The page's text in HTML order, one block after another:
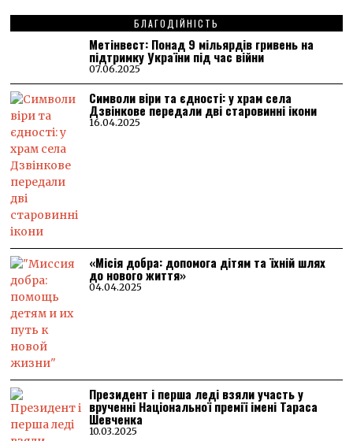
БЛАГОДІЙНІСТЬ
Метінвест: Понад 9 мільярдів гривень на
підтримку України під час війни
07.06.2025
Символи віри та єдності: у храм села
Дзвінкове передали дві старовинні ікони
16.04.2025
«Місія добра: допомога дітям та їхній шлях
до нового життя»
04.04.2025
Президент і перша леді взяли участь у
врученні Національної премії імені Тараса
Шевченка
10.03.2025